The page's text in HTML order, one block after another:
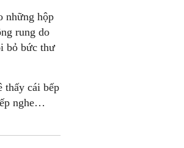
những hộp
rung do
bỏ bức thư
thấy cái bếp
nghe…